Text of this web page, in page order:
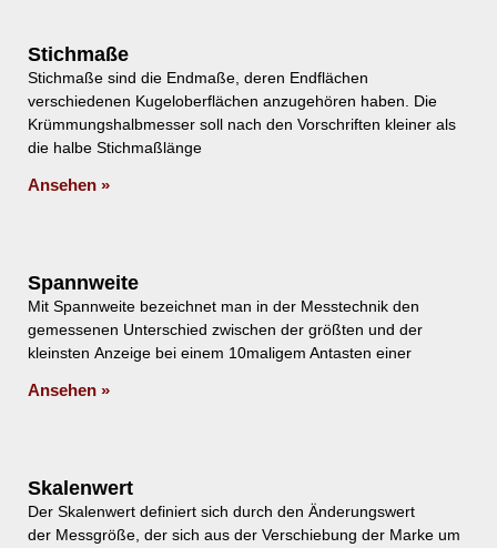
Stichmaße
Stichmaße sind die Endmaße, deren Endflächen
verschiedenen Kugeloberflächen anzugehören haben. Die
Krümmungshalbmesser soll nach den Vorschriften kleiner als
die halbe Stichmaßlänge
Ansehen »
Spannweite
Mit Spannweite bezeichnet man in der Messtechnik den
gemessenen Unterschied zwischen der größten und der
kleinsten Anzeige bei einem 10maligem Antasten einer
Ansehen »
Skalenwert
Der Skalenwert definiert sich durch den Änderungswert
der Messgröße, der sich aus der Verschiebung der Marke um